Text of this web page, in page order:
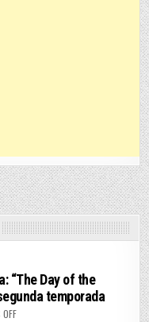
“The Day of the
temporada
ON EL “CHACAL” REGRESA: “THE